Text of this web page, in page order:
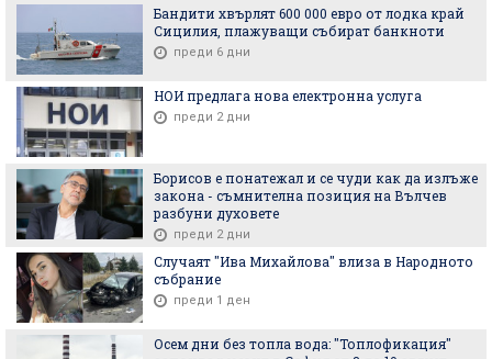
Бандити хвърлят 600 000 евро от лодка край
Сицилия, плажуващи събират банкноти
преди 6 дни
НОИ предлага нова електронна услуга
преди 2 дни
Борисов е понатежал и се чуди как да излъже
закона - съмнителна позиция на Вълчев
разбуни духовете
преди 2 дни
Случаят "Ива Михайлова" влиза в Народното
събрание
преди 1 ден
Осем дни без топла вода: "Топлофикация"